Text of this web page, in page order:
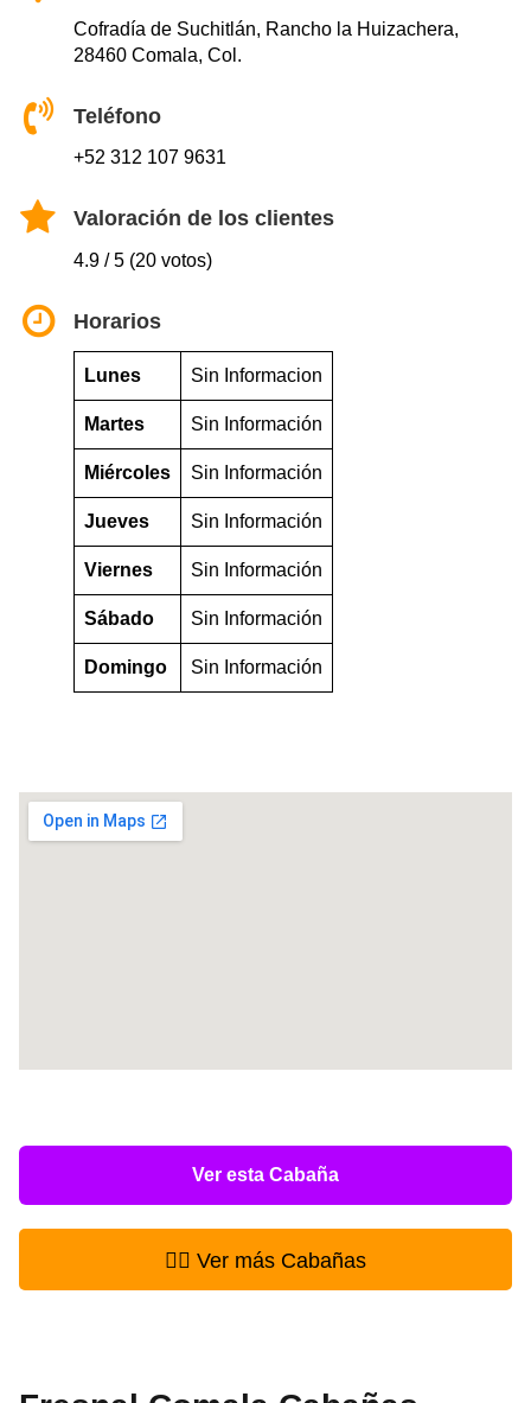
Cofradía de Suchitlán, Rancho la Huizachera,
28460 Comala, Col.
Teléfono
+52 312 107 9631
Valoración de los clientes
4.9 / 5 (20 votos)
Horarios
Lunes Sin Informacion
Martes Sin Información
Miércoles Sin Información
Jueves Sin Información
Viernes Sin Información
Sábado Sin Información
Domingo Sin Información
Ver esta Cabaña
👉🏻 Ver más Cabañas